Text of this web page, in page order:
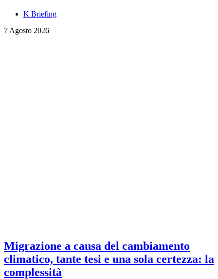
K Briefing
7 Agosto 2026
Migrazione a causa del cambiamento
climatico, tante tesi e una sola certezza: la
complessità